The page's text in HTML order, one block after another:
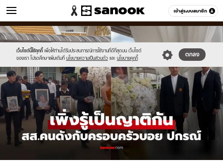
เข้าสู่ระบบสมาชิก
ข่าว หมวดอื่นๆ
เว็บไซต์นี้ใช้คุกกี้ เพื่อให้ท่านได้รับประสบการณ์การใช้งานที่ดีที่สุดบน เว็บไซต์
ของเรา โปรดศึกษาเพิ่มเติมที่ นโยบายความเป็นส่วนตัว และ นโยบายคุกกี้
ตกลง
Sanook
//s.isanook.com/sr/0/images/logo-
new-
sanook.png
600
60
//s.isanook.com/ns/0/ud/1960/9803754/new-
thumbnail1200x720_v2(64).jpg